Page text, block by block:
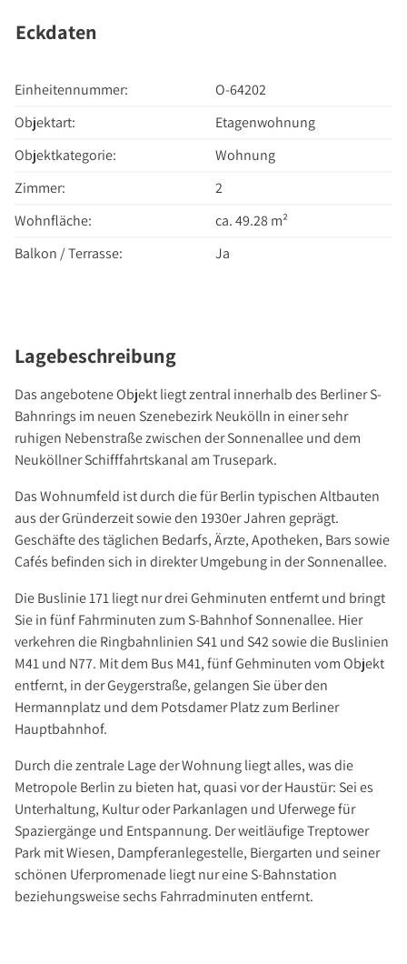
Blog
Podcast
Ratgeber
Über Uns
Unternehmen
Team
Eckdaten
Einheitennummer:
O-64202
Objektart:
Etagenwohnung
Objektkategorie:
Wohnung
Zimmer:
2
Wohnfläche:
ca. 49.28 m²
Balkon / Terrasse:
Ja
Lagebeschreibung
Das angebotene Objekt liegt zentral innerhalb des Berliner S-
Bahnrings im neuen Szenebezirk Neukölln in einer sehr
ruhigen Nebenstraße zwischen der Sonnenallee und dem
Neuköllner Schifffahrtskanal am Trusepark.
Das Wohnumfeld ist durch die für Berlin typischen Altbauten
aus der Gründerzeit sowie den 1930er Jahren geprägt.
Geschäfte des täglichen Bedarfs, Ärzte, Apotheken, Bars sowie
Cafés befinden sich in direkter Umgebung in der Sonnenallee.
Die Buslinie 171 liegt nur drei Gehminuten entfernt und bringt
Sie in fünf Fahrminuten zum S-Bahnhof Sonnenallee. Hier
verkehren die Ringbahnlinien S41 und S42 sowie die Buslinien
M41 und N77. Mit dem Bus M41, fünf Gehminuten vom Objekt
entfernt, in der Geygerstraße, gelangen Sie über den
Hermannplatz und dem Potsdamer Platz zum Berliner
Hauptbahnhof.
Durch die zentrale Lage der Wohnung liegt alles, was die
Metropole Berlin zu bieten hat, quasi vor der Haustür: Sei es
Unterhaltung, Kultur oder Parkanlagen und Uferwege für
Spaziergänge und Entspannung. Der weitläufige Treptower
Park mit Wiesen, Dampferanlegestelle, Biergarten und seiner
schönen Uferpromenade liegt nur eine S-Bahnstation
beziehungsweise sechs Fahrradminuten entfernt.